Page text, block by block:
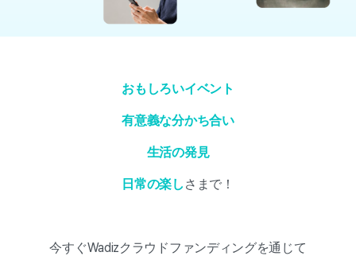
おもしろいイベント
有意義な分かち合い
生活の発見
日常の楽し さまで！
今すぐWadizクラウドファンディングを通じて